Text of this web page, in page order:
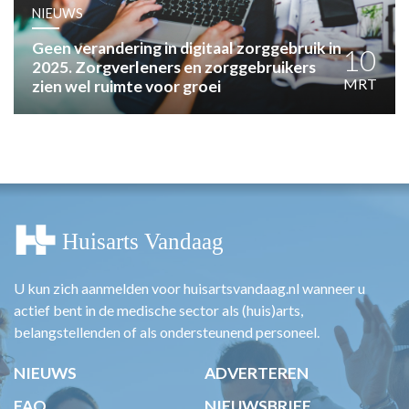
PRAKTIJKZAKEN
TARIEVEN
VPHUISARTSEN
MEDISCHE VAKHANDEL
NIEUWS
Geen verandering in digitaal zorggebruik in
2025. Zorgverleners en zorggebruikers
zien wel ruimte voor groei
10
MRT
U kun zich aanmelden voor huisartsvandaag.nl wanneer u
actief bent in de medische sector als (huis)arts,
belangstellenden of als ondersteunend personeel.
NIEUWS
ADVERTEREN